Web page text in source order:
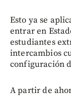
Esto ya se
entrar en
estudiantes
intercambios
configuración
A partir de